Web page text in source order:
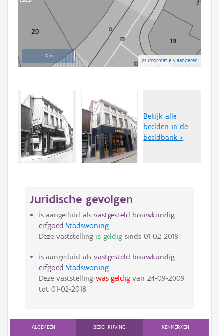
10 m
©Informatie Vlaanderen
Bekijk alle
beelden in de
beeldbank >
Juridische gevolgen
is aangeduid als vastgesteld bouwkundig
erfgoed Stadswoning
Deze vaststelling is geldigsinds 01-02-2018
is aangeduid als vastgesteld bouwkundig
erfgoed Stadswoning
Deze vaststelling was geldigvan 24-09-2009
tot 01-02-2018
ALGEMEEN BESCHRIJVING KENMERKEN